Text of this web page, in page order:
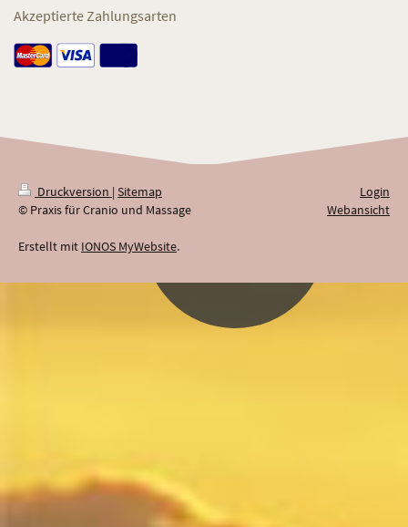
Akzeptierte Zahlungsarten
Druckversion | Sitemap
© Praxis für Cranio und Massage
Erstellt mit IONOS MyWebsite.
Login
Webansicht